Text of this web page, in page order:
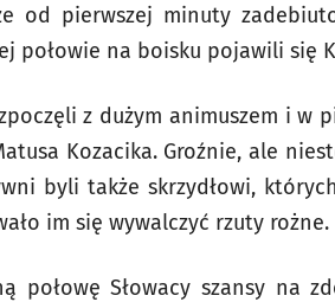
od pierwszej minuty
połowie na boisku pojawili się
z dużym animuszem i
Kozacika. Groźnie, ale
byli także skrzydłowi,
im się wywalczyć rzuty rożne.
połowę Słowacy szansy na